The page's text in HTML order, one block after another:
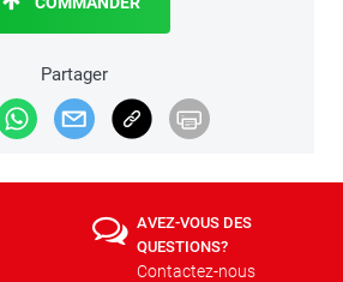
Partager
AVEZ-VOUS DES
QUESTIONS?
Contactez-nous